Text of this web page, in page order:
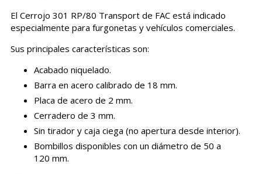
El Cerrojo 301 RP/80 Transport de FAC está indicado
especialmente para furgonetas y vehículos comerciales.
Sus principales características son:
Acabado niquelado.
Barra en acero calibrado de 18 mm.
Placa de acero de 2 mm.
Cerradero de 3 mm.
Sin tirador y caja ciega (no apertura desde interior).
Bombillos disponibles con un diámetro de 50 a
120 mm.